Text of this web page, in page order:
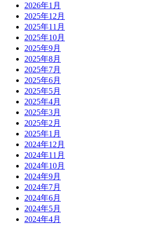
2026年1月
2025年12月
2025年11月
2025年10月
2025年9月
2025年8月
2025年7月
2025年6月
2025年5月
2025年4月
2025年3月
2025年2月
2025年1月
2024年12月
2024年11月
2024年10月
2024年9月
2024年7月
2024年6月
2024年5月
2024年4月